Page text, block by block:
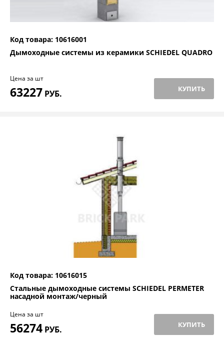
Код товара: 10616001
Дымоходные системы из керамики SCHIEDEL QUADRO
Цена за шт
63227 РУБ. КУПИТЬ
Код товара: 10616015
Стальные дымоходные системы SCHIEDEL PERMETER
насадной монтаж/черный
Цена за шт
56274 РУБ. КУПИТЬ